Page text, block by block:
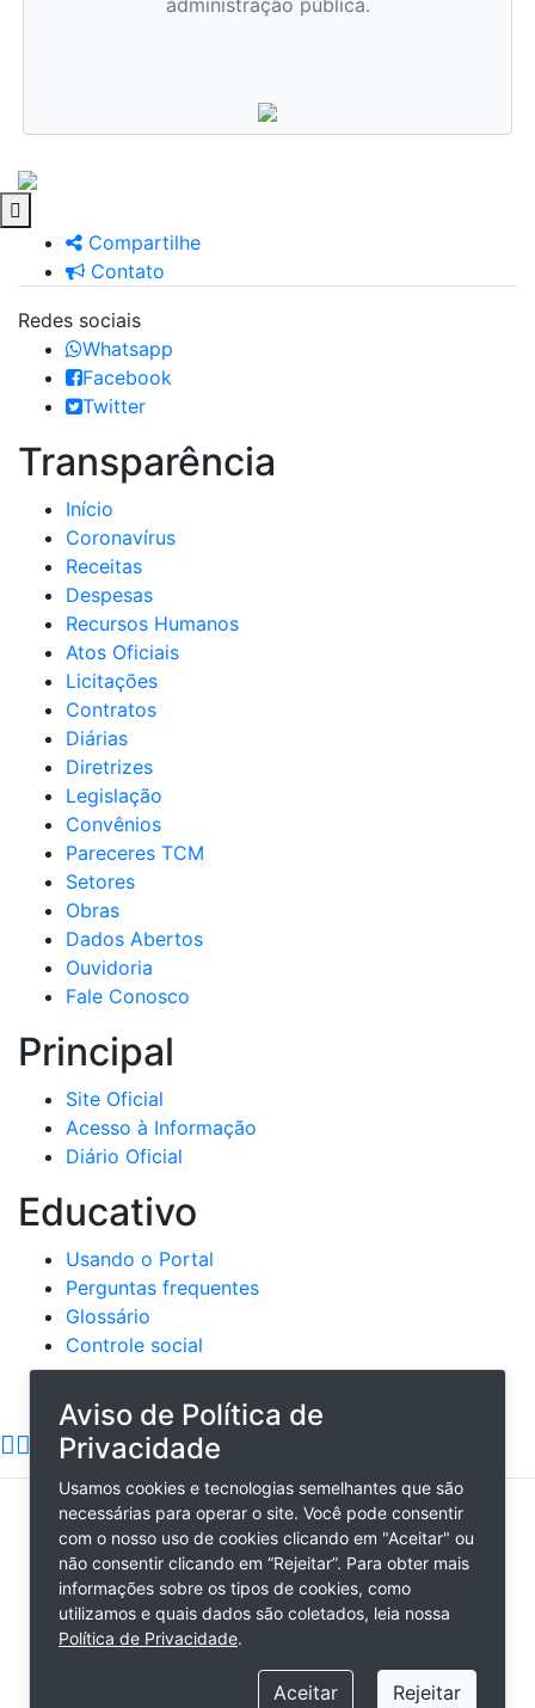
Compartilhe
Contato
Redes sociais
Whatsapp
Facebook
Twitter
Transparência
Início
Coronavírus
Receitas
Despesas
Recursos Humanos
Atos Oficiais
Licitações
Contratos
Diárias
Diretrizes
Legislação
Convênios
Pareceres TCM
Setores
Obras
Dados Abertos
Ouvidoria
Fale Conosco
Principal
Site Oficial
Acesso à Informação
Diário Oficial
Educativo
Usando o Portal
Perguntas frequentes
Glossário
Controle social
REDES SOCIAIS
PREFEITURA DE PÉ DE SERRA / BA
AVENIDA LUIZ VIANA FILHO, 150, CENTRO PÉ DE
SERRA - BA
CEP: 44655-000
TELEFONE:(75) 3660-2085
Desenvolvido por:Município Digital
Aviso de Política de
Privacidade
Usamos cookies e tecnologias semelhantes que são
necessárias para operar o site. Você pode consentir
com o nosso uso de cookies clicando em "Aceitar" ou
não consentir clicando em “Rejeitar”. Para obter mais
informações sobre os tipos de cookies, como
utilizamos e quais dados são coletados, leia nossa
Política de Privacidade.
Aceitar Rejeitar